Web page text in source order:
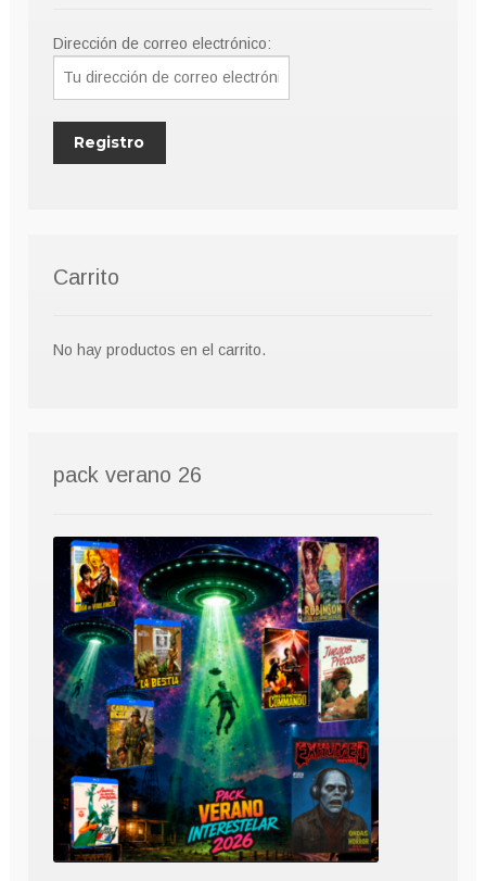
Dirección de correo electrónico:
Carrito
No hay productos en el carrito.
pack verano 26